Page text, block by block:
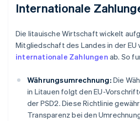
Internationale
Die litauische Wirtschaft wickelt
Mitgliedschaft des Landes in der EU
internationale Zahlungen ab. So
Währungsumrechnung: Die
in Litauen folgt den EU-
der PSD2. Diese Richtlinie
Transparenz bei den